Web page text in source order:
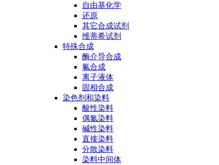
自由基化学
还原
其它合成试剂
维蒂希试剂
特殊合成
酶介导合成
氟合成
离子液体
固相合成
染色剂和染料
酸性染料
偶氮染料
碱性染料
直接染料
分散染料
染料中间体